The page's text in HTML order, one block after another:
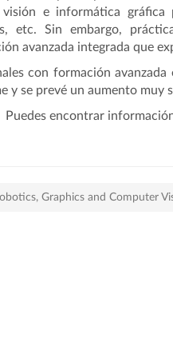
e informática
etc. Sin embargo,
avanzada integrada que
con formación
y se prevé un aumento muy
Puedes encontrar
Graphics and Computer